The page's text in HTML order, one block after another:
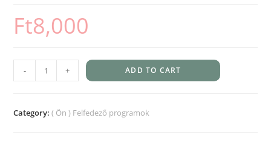
Ft8,000
- + ADD TO CART
Category:( Ön ) Felfedező programok